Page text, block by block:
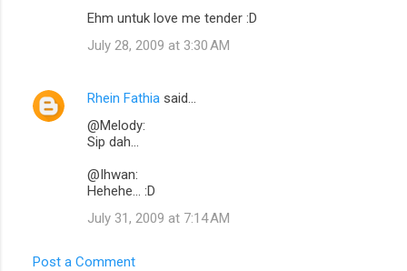
Ehm untuk love me tender :D
July 28, 2009 at 3:30 AM
Rhein Fathia said…
@Melody:
Sip dah...
@Ihwan:
Hehehe... :D
July 31, 2009 at 7:14 AM
Post a Comment